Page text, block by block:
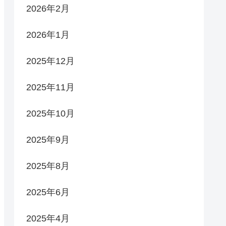
2026年2月
2026年1月
2025年12月
2025年11月
2025年10月
2025年9月
2025年8月
2025年6月
2025年4月